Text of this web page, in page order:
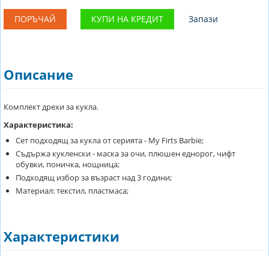
ПОРЪЧАЙ КУПИ НА КРЕДИТ Запази
Описание
Комплект дрехи за кукла.
Характеристика:
Сет подходящ за кукла от серията - My Firts Barbie;
Съдържа кукленски - маска за очи, плюшен еднорог, чифт
обувки, поничка, нощница;
Подходящ избор за възраст над 3 години;
Материал: текстил, пластмаса;
Характеристики